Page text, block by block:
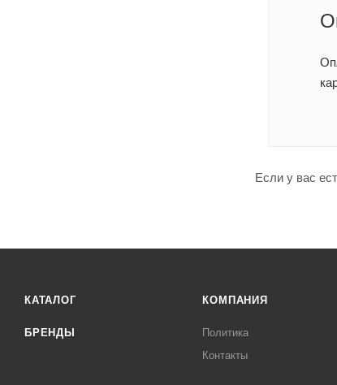
Если у вас
КАТАЛОГ
БРЕНДЫ
КОМПАНИЯ
Политика
Контакты